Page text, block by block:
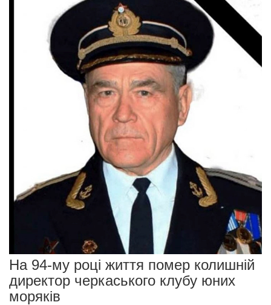
На 94-му році життя помер колишній
директор черкаського клубу юних
моряків